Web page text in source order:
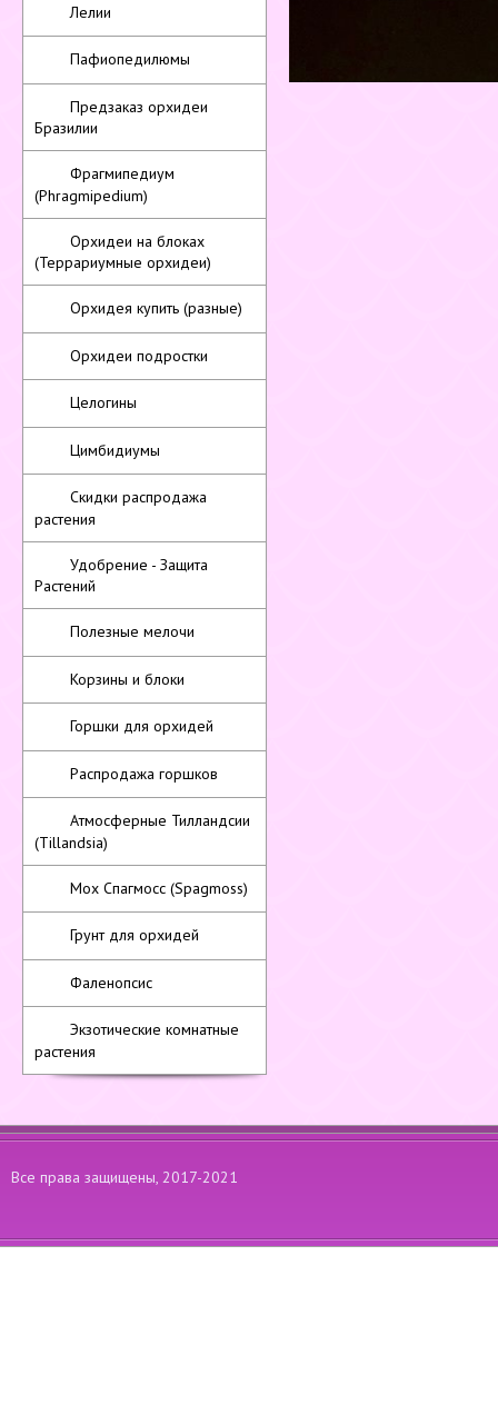
Лелии
Пафиопедилюмы
Предзаказ орхидеи
Бразилии
Фрагмипедиум
(Phragmipedium)
Орхидеи на блоках
(Террариумные орхидеи)
Орхидея купить (разные)
Орхидеи подростки
Целогины
Цимбидиумы
Скидки распродажа
растения
Удобрение - Защита
Растений
Полезные мелочи
Корзины и блоки
Горшки для орхидей
Распродажа горшков
Атмосферные Тилландсии
(Tillandsia)
Мох Спагмосс (Spagmoss)
Грунт для орхидей
Фаленопсис
Экзотические комнатные
растения
Все права защищены, 2017-2021